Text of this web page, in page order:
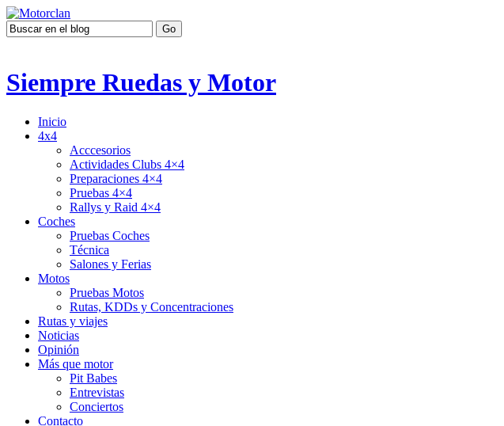
Siempre Ruedas y Motor
Inicio
4x4
Acccesorios
Actividades Clubs 4×4
Preparaciones 4×4
Pruebas 4×4
Rallys y Raid 4×4
Coches
Pruebas Coches
Técnica
Salones y Ferias
Motos
Pruebas Motos
Rutas, KDDs y Concentraciones
Rutas y viajes
Noticias
Opinión
Más que motor
Pit Babes
Entrevistas
Conciertos
Contacto